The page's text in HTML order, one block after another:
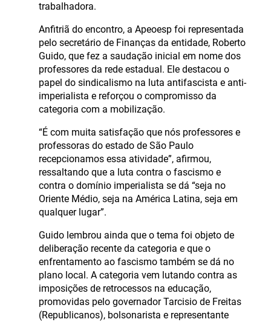
trabalhadora.
Anfitriã do encontro, a Apeoesp foi representada
pelo secretário de Finanças da entidade, Roberto
Guido, que fez a saudação inicial em nome dos
professores da rede estadual. Ele destacou o
papel do sindicalismo na luta antifascista e anti-
imperialista e reforçou o compromisso da
categoria com a mobilização.
“É com muita satisfação que nós professores e
professoras do estado de São Paulo
recepcionamos essa atividade”, afirmou,
ressaltando que a luta contra o fascismo e
contra o domínio imperialista se dá “seja no
Oriente Médio, seja na América Latina, seja em
qualquer lugar”.
Guido lembrou ainda que o tema foi objeto de
deliberação recente da categoria e que o
enfrentamento ao fascismo também se dá no
plano local. A categoria vem lutando contra as
imposições de retrocessos na educação,
promovidas pelo governador Tarcisio de Freitas
(Republicanos), bolsonarista e representante